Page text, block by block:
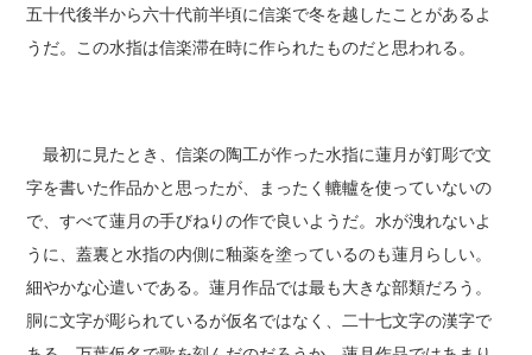
五十代後半から六十代前半頃に信楽で冬を越したことがあるよ
うだ。この水指は信楽滞在時に作られたものだと思われる。
最初に見たとき、信楽の陶工が作った水指に蓮月が釘彫で文
字を書いた作品かと思ったが、まったく轆轤を使っていないの
で、すべて蓮月の手びねりの作で良いようだ。水が洩れないよ
うに、蓋裏と水指の内側に釉薬を塗っているのも蓮月らしい。
細やかな心遣いである。蓮月作品では最も大きな部類だろう。
胴に文字が彫られているが仮名ではなく、二十七文字の漢字で